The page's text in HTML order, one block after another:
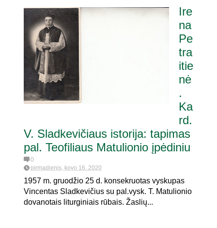
Ire
na
Pe
tra
itie
nė
.
Ka
rd.
V. Sladkevičiaus istorija: tapimas
pal. Teofiliaus Matulionio įpėdiniu
0
pirmadienis, kovo 16, 2020
1957 m. gruodžio 25 d. konsekruotas vyskupas
Vincentas Sladkevičius su pal.vysk. T. Matulionio
dovanotais liturginiais rūbais. Žaslių...